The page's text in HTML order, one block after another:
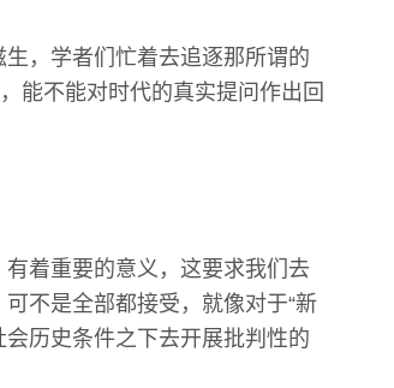
，学者们忙着去追逐那所谓的
能不能对时代的真实提问作出回
着重要的意义，这要求我们去
不是全部都接受，就像对于“新
会历史条件之下去开展批判性的